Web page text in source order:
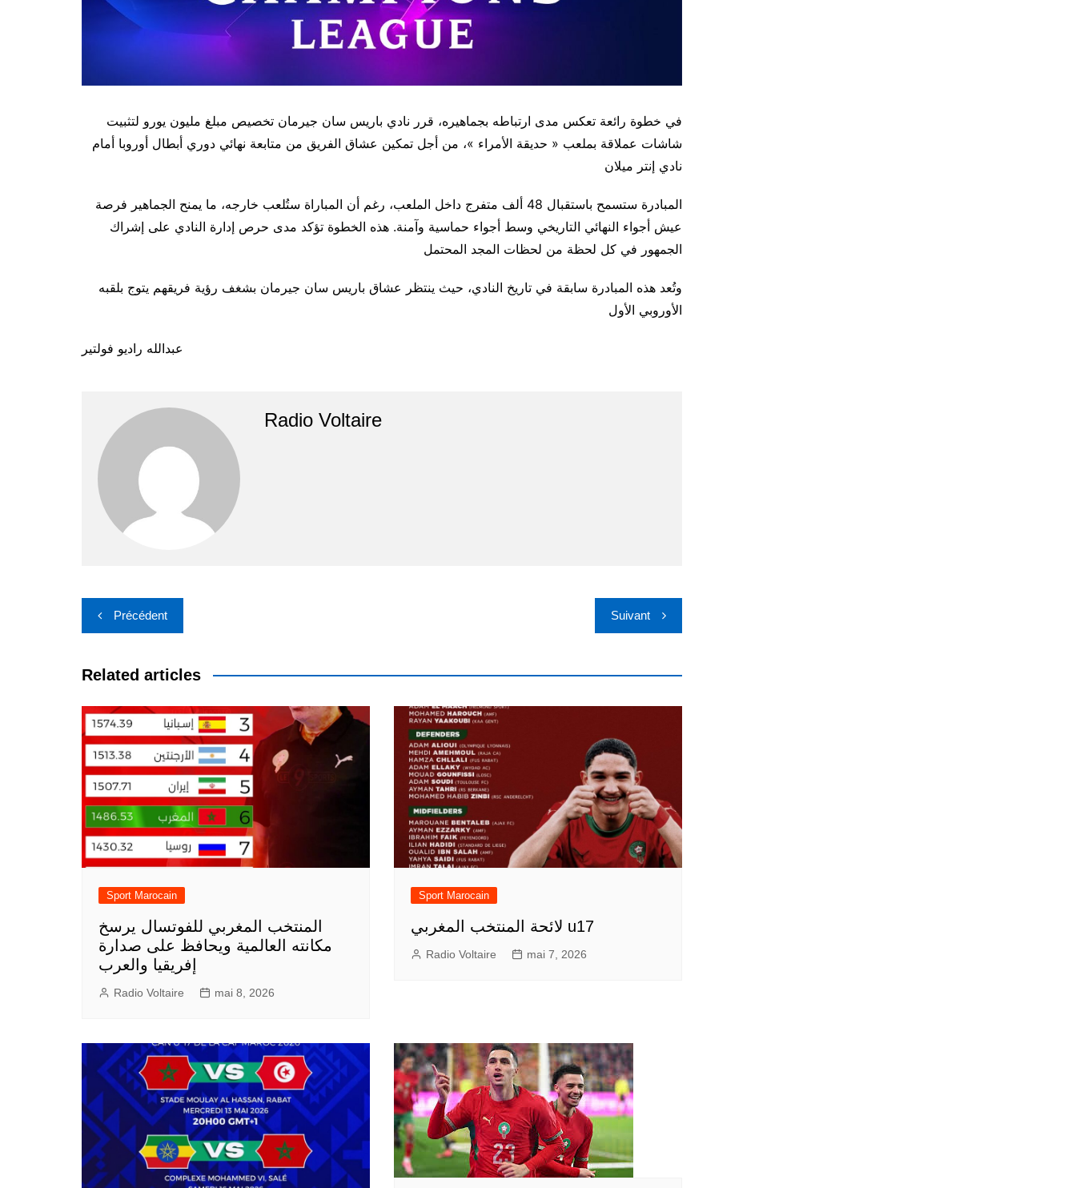
في خطوة رائعة تعكس مدى ارتباطه بجماهيره، قرر نادي باريس سان جيرمان تخصيص مبلغ مليون يورو لتثبيت
شاشات عملاقة بملعب « حديقة الأمراء »، من أجل تمكين عشاق الفريق من متابعة نهائي دوري أبطال أوروبا أمام
نادي إنتر ميلان
المبادرة ستسمح باستقبال 48 ألف متفرج داخل الملعب، رغم أن المباراة ستُلعب خارجه، ما يمنح الجماهير فرصة
عيش أجواء النهائي التاريخي وسط أجواء حماسية وآمنة. هذه الخطوة تؤكد مدى حرص إدارة النادي على إشراك
الجمهور في كل لحظة من لحظات المجد المحتمل
وتُعد هذه المبادرة سابقة في تاريخ النادي، حيث ينتظر عشاق باريس سان جيرمان بشغف رؤية فريقهم يتوج بلقبه
الأوروبي الأول
عبدالله راديو فولتير
Radio Voltaire
Navigation
de
l’article
Précédent Suivant
Related articles
Sport Marocain
المنتخب المغربي للفوتسال يرسخ
مكانته العالمية ويحافظ على صدارة
إفريقيا والعرب
Radio Voltaire mai 8, 2026
Sport Marocain
لائحة المنتخب المغربي u17
Radio Voltaire mai 7, 2026